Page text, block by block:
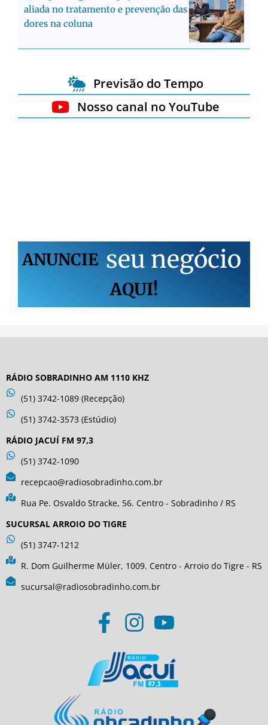
aliada no tratamento e prevenção das
dores na coluna
Previsão do Tempo
Nosso canal no YouTube
ANUNCIE seu negócio
AQUI!
RÁDIO SOBRADINHO AM 1110 KHZ
(51) 3742-1089 (Recepção)
(51) 3742-3573 (Estúdio)
RÁDIO JACUÍ FM 97,3
(51) 3742-1090
recepcao@radiosobradinho.com.br
Rua Pe. Osvaldo Stracke, 56. Centro - Sobradinho / RS
SUCURSAL ARROIO DO TIGRE
(51) 3747-1212
R. Dom Guilherme Müler, 1009. Centro - Arroio do Tigre - RS
sucursal@radiosobradinho.com.br